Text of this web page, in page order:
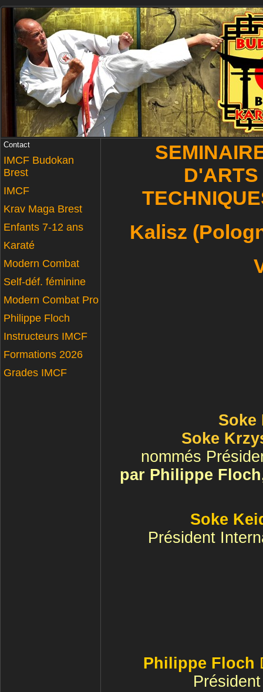
Contact
IMCF Budokan
Brest
IMCF
Krav Maga Brest
Enfants 7-12 ans
Karaté
Modern Combat
Self-déf. féminine
Modern Combat Pro
Philippe Floch
Instructeurs IMCF
Formations 2026
Grades IMCF
Kalisz
Soke
Soke
nommés
par Philippe
Soke
Président
Philippe Floch